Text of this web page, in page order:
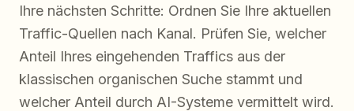
Ihre nächsten Schritte: Ordnen Sie Ihre aktuellen
Traffic-Quellen nach Kanal. Prüfen Sie, welcher
Anteil Ihres eingehenden Traffics aus der
klassischen organischen Suche stammt und
welcher Anteil durch AI-Systeme vermittelt wird.